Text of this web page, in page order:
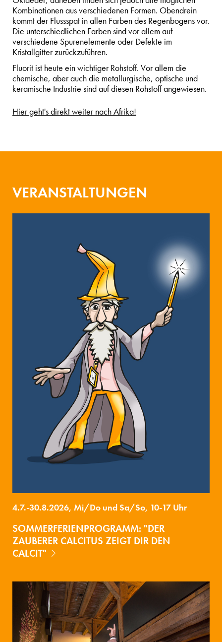
Kombinationen aus verschiedenen Formen. Obendrein
kommt der Flussspat in allen Farben des Regenbogens vor.
Die unterschiedlichen Farben sind vor allem auf
verschiedene Spurenelemente oder Defekte im
Kristallgitter zurückzuführen.
Fluorit ist heute ein wichtiger Rohstoff. Vor allem die
chemische, aber auch die metallurgische, optische und
keramische Industrie sind auf diesen Rohstoff angewiesen.
Hier geht's direkt weiter nach Afrika!
VERANSTALTUNGEN
4.7.-30.8.2026, Mi/Do und Sa/So, 10-17 Uhr
SOMMERFERIENPROGRAMM: "DER
ZAUBERER CALCITUS ZEIGT DIR DEN
CALCIT"